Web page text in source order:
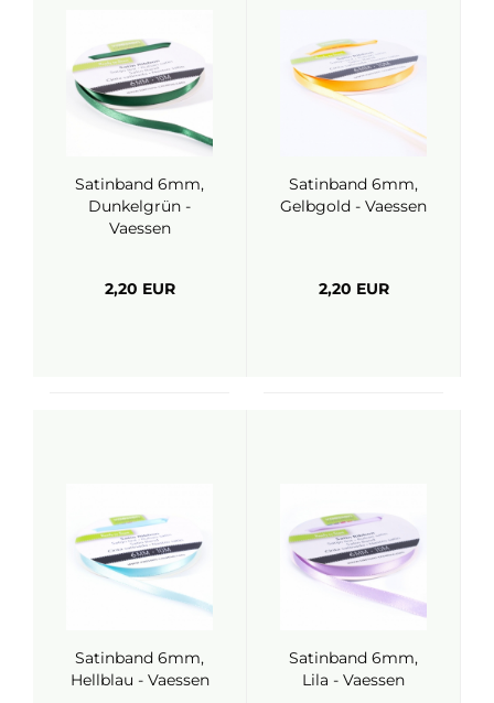
Satinband 6mm,
Dunkelgrün -
Vaessen
2,20 EUR
Satinband 6mm,
Gelbgold - Vaessen
2,20 EUR
Satinband 6mm,
Hellblau - Vaessen
Satinband 6mm,
Lila - Vaessen